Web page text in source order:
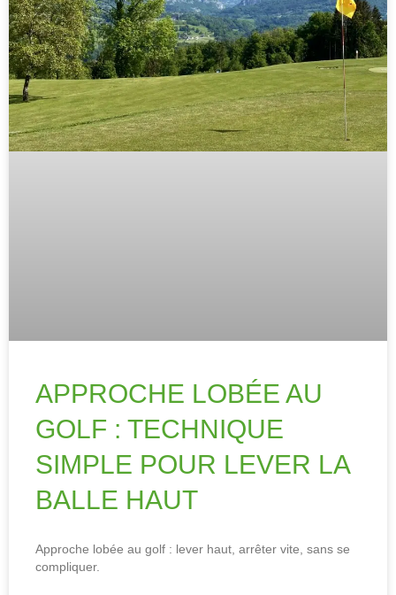
APPROCHE LOBÉE AU
GOLF : TECHNIQUE
SIMPLE POUR LEVER LA
BALLE HAUT
Approche lobée au golf : lever haut, arrêter vite, sans se
compliquer.